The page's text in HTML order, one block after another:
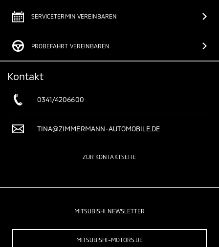
SERVICETERMIN VEREINBAREN
PROBEFAHRT VEREINBAREN
Kontakt
0341/4206600
TINA@ZIMMERMANN-AUTOMOBILE.DE
ZUR KONTAKTSEITE
MITSUBISHI NEWSLETTER
MITSUBISHI-MOTORS.DE